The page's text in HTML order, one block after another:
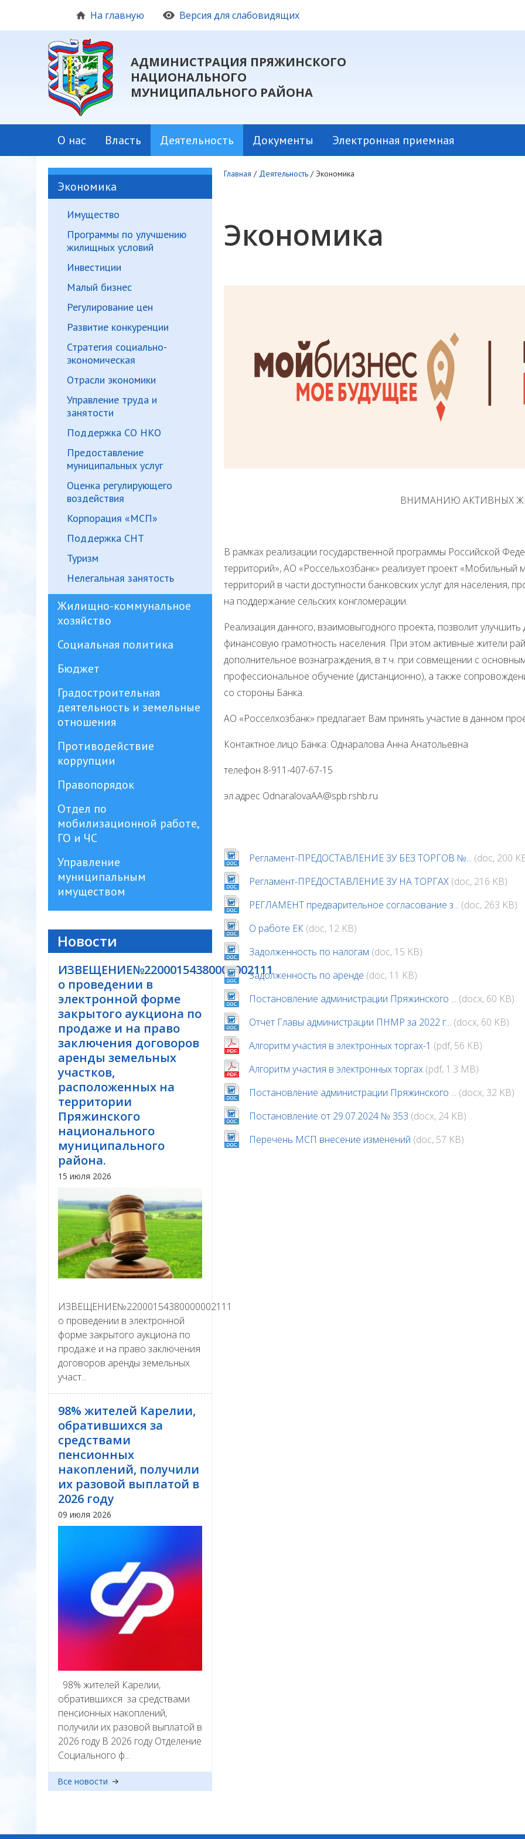
На главную Версия для слабовидящих
АДМИНИСТРАЦИЯ ПРЯЖИНСКОГО
НАЦИОНАЛЬНОГО
МУНИЦИПАЛЬНОГО РАЙОНА
О нас Власть Деятельность Документы Электронная приемная
Экономика
Имущество
Программы по улучшению
жилищных условий
Инвестиции
Малый бизнес
Регулирование цен
Развитие конкуренции
Стратегия социально-
экономическая
Отрасли экономики
Управление труда и
занятости
Поддержка СО НКО
Предоставление
муниципальных услуг
Оценка регулирующего
воздействия
Корпорация «МСП»
Поддержка СНТ
Туризм
Нелегальная занятость
Жилищно-коммунальное
хозяйство
Социальная политика
Бюджет
Градостроительная
деятельность и земельные
отношения
Противодействие
коррупции
Правопорядок
Отдел по
мобилизационной работе,
ГО и ЧС
Управление
муниципальным
имуществом
Новости
ИЗВЕЩЕНИЕ№22000154380000002111
о проведении в
электронной форме
закрытого аукциона по
продаже и на право
заключения договоров
аренды земельных
участков,
расположенных на
территории
Пряжинского
национального
муниципального
района.
15 июля 2026
ИЗВЕЩЕНИЕ№22000154380000002111
о проведении в электронной
форме закрытого аукциона по
продаже и на право заключения
договоров аренды земельных
участ...
98% жителей Карелии,
обратившихся за
средствами
пенсионных
накоплений, получили
их разовой выплатой в
2026 году
09 июля 2026
98% жителей Карелии,
обратившихся за средствами
пенсионных накоплений,
получили их разовой выплатой в
2026 году В 2026 году Отделение
Социального ф...
Все новости
Главная / Деятельность /Экономика
Экономика
ВНИМАНИЮ АКТИВНЫХ
В рамках реализации государственной программы Российской
территорий», АО «Россельхозбанк» реализует проект «Мобильный
территорий в части доступности банковских услуг для населения,
на поддержание сельских конгломерации.
Реализация данного, взаимовыгодного проекта, позволит улучшить
финансовую грамотность населения. При этом активные жители
дополнительное вознаграждения, в т.ч. при совмещении с
профессиональное обучение (дистанционно), а также
со стороны Банка.
АО «Росселхозбанк» предлагает Вам принять участие в данном
Контактное лицо Банка: Однаралова Анна Анатольевна
телефон 8-911-407-67-15
эл.адрес OdnaralovaAA@spb.rshb.ru
Регламент-ПРЕДОСТАВЛЕНИЕ ЗУ БЕЗ ТОРГОВ №... (doc, 200
Регламент-ПРЕДОСТАВЛЕНИЕ ЗУ НА ТОРГАХ (doc, 216 KB)
РЕГЛАМЕНТ предварительное согласование з... (doc, 263 KB)
О работе ЕК (doc, 12 KB)
Задолженность по налогам (doc, 15 KB)
Задолженность по аренде (doc, 11 KB)
Постановление администрации Пряжинского ... (docx, 60 KB)
Отчет Главы администрации ПНМР за 2022 г... (docx, 60 KB)
Алгоритм участия в электронных торгах-1 (pdf, 56 KB)
Алгоритм участия в электронных торгах (pdf, 1.3 MB)
Постановление администрации Пряжинского ... (docx, 32 KB)
Постановление от 29.07.2024 № 353 (docx, 24 KB)
Перечень МСП внесение изменений (doc, 57 KB)